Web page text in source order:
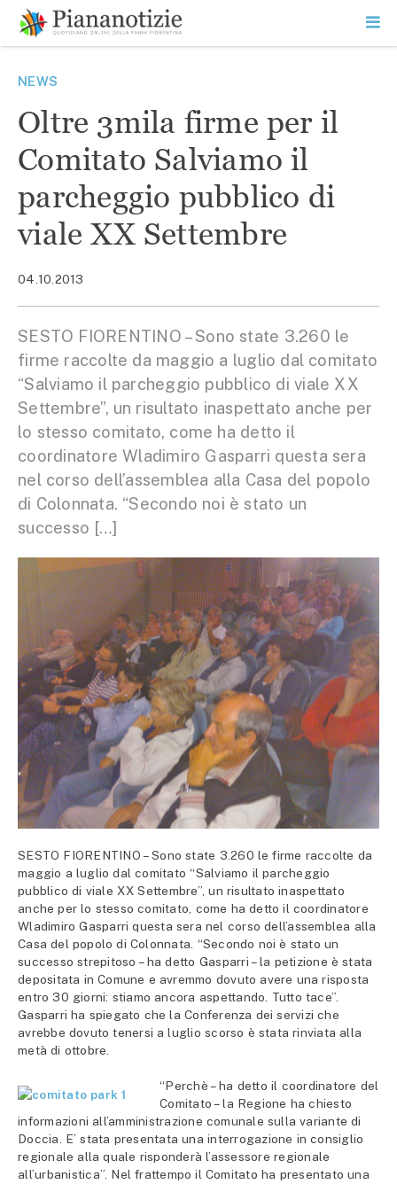
contenuto
SEARCH
NEWS
Oltre 3mila firme per il
Comitato Salviamo il
parcheggio pubblico di
viale XX Settembre
04.10.2013
SESTO FIORENTINO – Sono state 3.260 le
firme raccolte da maggio a luglio dal comitato
“Salviamo il parcheggio pubblico di viale XX
Settembre”, un risultato inaspettato anche per
lo stesso comitato, come ha detto il
coordinatore Wladimiro Gasparri questa sera
nel corso dell’assemblea alla Casa del popolo
di Colonnata. “Secondo noi è stato un
successo […]
SESTO FIORENTINO – Sono state 3.260 le firme raccolte da
maggio a luglio dal comitato “Salviamo il parcheggio
pubblico di viale XX Settembre”, un risultato inaspettato
anche per lo stesso comitato, come ha detto il coordinatore
Wladimiro Gasparri questa sera nel corso dell’assemblea alla
Casa del popolo di Colonnata. “Secondo noi è stato un
successo strepitoso – ha detto Gasparri – la petizione è stata
depositata in Comune e avremmo dovuto avere una risposta
entro 30 giorni: stiamo ancora aspettando. Tutto tace”.
Gasparri ha spiegato che la Conferenza dei servizi che
avrebbe dovuto tenersi a luglio scorso è stata rinviata alla
metà di ottobre.
“Perchè – ha detto il coordinatore del
Comitato – la Regione ha chiesto
informazioni all’amministrazione comunale sulla variante di
Doccia. E’ stata presentata una interrogazione in consiglio
regionale alla quale risponderà l’assessore regionale
all’urbanistica”. Nel frattempo il Comitato ha presentato una